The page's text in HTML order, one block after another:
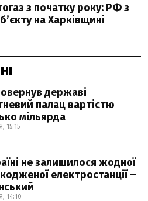
з початку року: РФ з
на Харківщині
державі
палац вартістю
мільярда
15:15
не залишилося жодної
електростанції –
14:10